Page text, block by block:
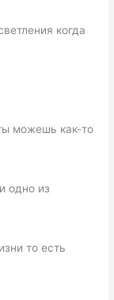
когда
можешь как-то
одно из
то есть